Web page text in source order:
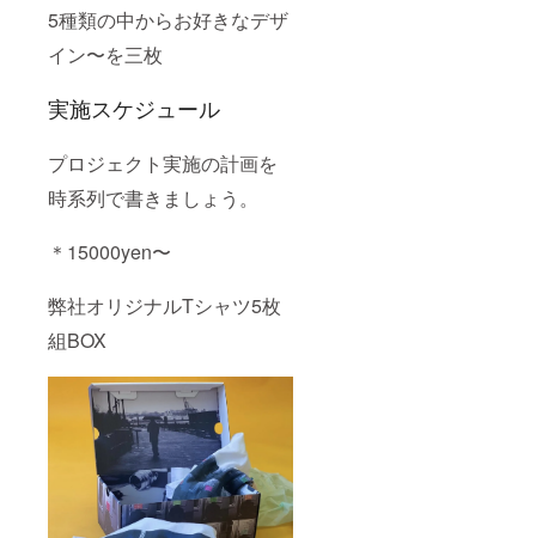
5種類の中からお好きなデザ
イン〜を三枚
実施スケジュール
プロジェクト実施の計画を
時系列で書きましょう。
＊15000yen〜
弊社オリジナルTシャツ5枚
組BOX